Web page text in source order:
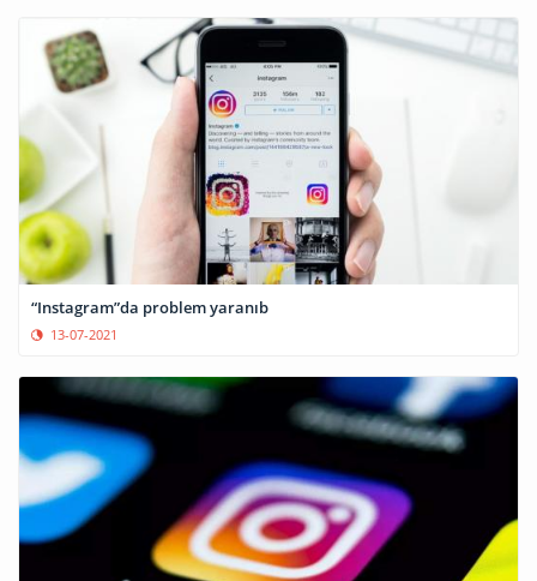
“Instagram”da problem yaranıb
13-07-2021